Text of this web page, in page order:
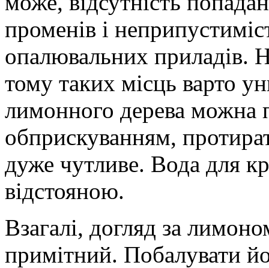
променів і
опалювальних приладів.
тому таких місць варто
лимонного дерева
обприскуванням,
дуже чутливе. Вода для
відстояною.
Взагалі, догляд за
примітний. Побалувати